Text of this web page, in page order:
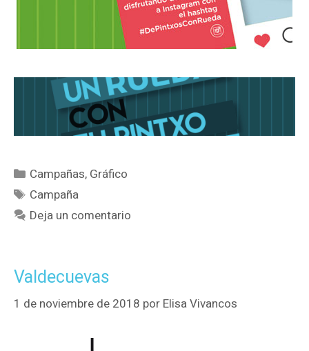
Campañas, Gráfico
Campaña
Deja un comentario
Valdecuevas
1 de noviembre de 2018 por Elisa Vivancos